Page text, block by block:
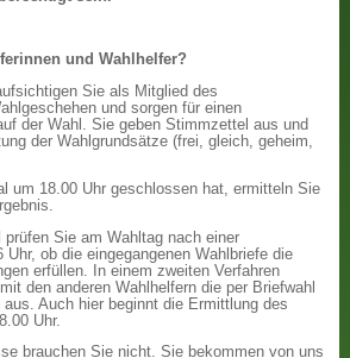
und Wahlhelfer?
Sie als Mitglied des
und sorgen für einen
der Wahl. Sie geben Stimmzettel aus und
der Wahlgrundsätze (frei, gleich, geheim,
um 18.00 Uhr geschlossen hat, ermitteln Sie
prüfen Sie am Wahltag nach einer
Uhr, ob die eingegangenen Wahlbriefe die
erfüllen. In einem zweiten Verfahren
den anderen Wahlhelfern die per Briefwahl
Auch hier beginnt die Ermittlung des
Uhr.
brauchen Sie nicht. Sie bekommen von uns